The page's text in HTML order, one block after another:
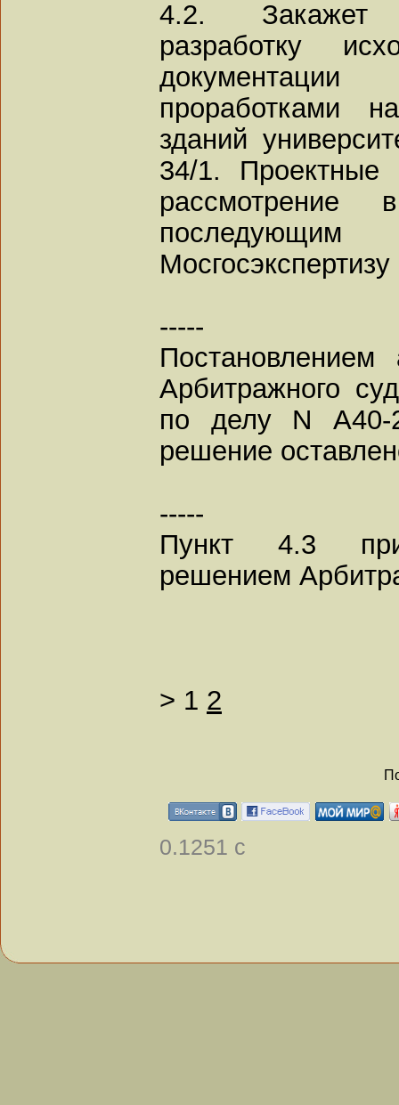
4.2. Закажет
разработку
проработками
зданий
34/1. Проектные
рассмотрение
-----
Постановлением
Арбитражного
по делу N А40-
решение
-----
Пункт 4.3
решением
> 1 2
0.1251 с